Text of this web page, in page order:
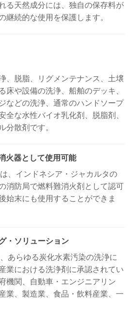
る天然成分には、独自の保存料が
継続的な使用を保護します。
、脱脂、リグメンテナンス、土壌
床や設備の洗浄、船舶のデッキ、
などの洗浄、通常のハンドソープ
全な水性バイオ乳化剤、脱脂剤、
分散剤です。
器として使用可能
、インドネシア・ジャカルタの
消防局で燃料難消火剤として認可
始末にも使用することができま
・ソリューション
あらゆる炭化水素汚染の洗浄に
業における洗浄剤に承認されてい
機関、自動車・エンジニアリン
業、製造業、食品・飲料産業、一